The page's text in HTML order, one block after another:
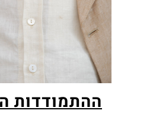
ההתמודדות